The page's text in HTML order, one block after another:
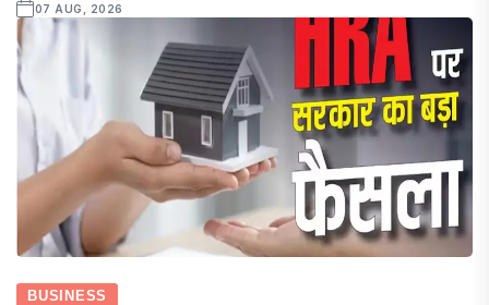
07 AUG, 2026
BUSINESS